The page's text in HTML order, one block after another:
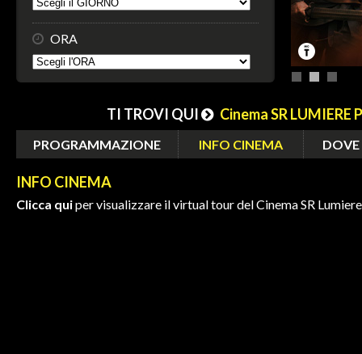
ORA
TI TROVI QUI Cinema SR LUMIERE
PROGRAMMAZIONE INFO CINEMA
INFO CINEMA
Clicca quiper visualizzare il virtual tour del Cinema SR